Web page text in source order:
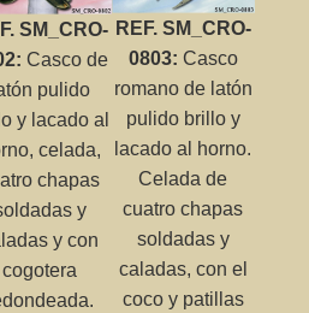
SM_CRO-
Casco de
pulido
y lacado al
celada,
chapas
y
y con
cogotera
REF. SM_CRO-
0803: Casco
romano de latón
pulido brillo y
lacado al horno.
Celada de
cuatro chapas
soldadas y
caladas, con el
coco y patillas